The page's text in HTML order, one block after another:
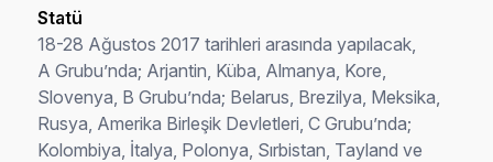
Statü
18-28 Ağustos 2017 tarihleri arasında yapılacak,
A Grubu’nda; Arjantin, Küba, Almanya, Kore,
Slovenya, B Grubu’nda; Belarus, Brezilya, Meksika,
Rusya, Amerika Birleşik Devletleri, C Grubu’nda;
Kolombiya, İtalya, Polonya, Sırbistan, Tayland ve